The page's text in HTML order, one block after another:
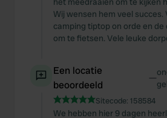
Wij wensen hem veel succes.
camping tiptop on orde en de
om te fietsen. Vele leuke
Een locatie
beoordeeld
—
Sitecode: 158584
We hebben hier 9 dagen